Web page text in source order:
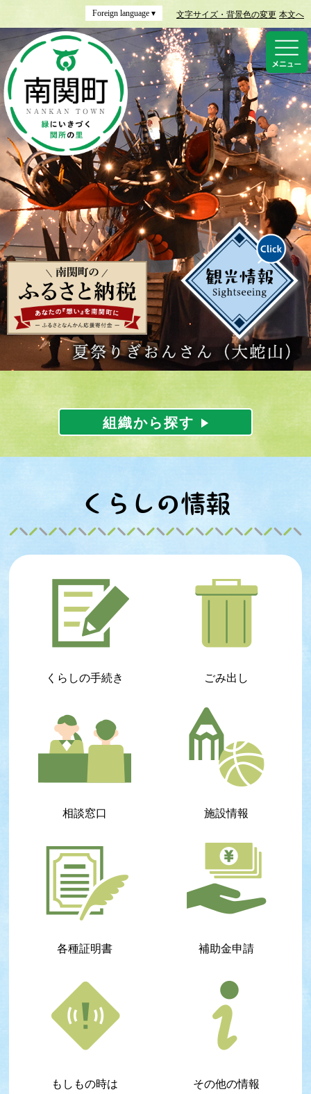
本文へ
Foreign language ▾ 文字サイズ・背景色の変更
組織から探す
くらしの手続き ごみ出し
相談窓口 施設情報
各種証明書 補助金申請
もしもの時は その他の情報